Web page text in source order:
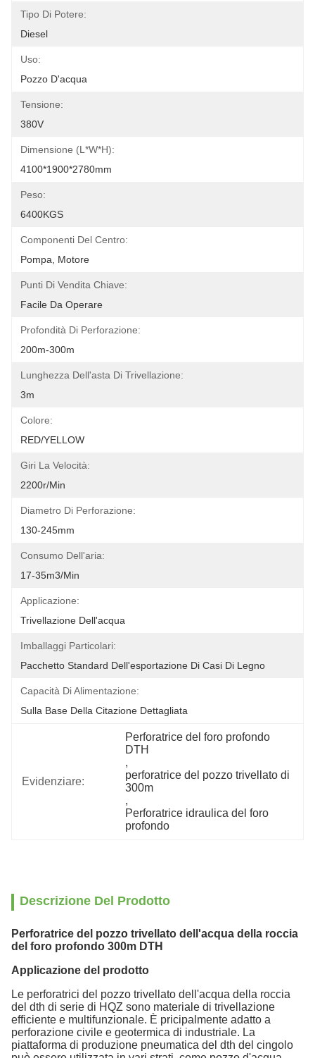
Tipo Di Potere:
Diesel
Uso:
Pozzo D'acqua
Tensione:
380V
Dimensione (l*w*h):
4100*1900*2780mm
Peso:
6400KGS
Componenti Del Centro:
Pompa, Motore
Punti Di Vendita Chiave:
Facile Da Operare
Profondità Di Perforazione:
200m-300m
Lunghezza Dell'asta Di Trivellazione:
3m
Colore:
RED/YELLOW
Giri La Velocità:
2200r/min
Diametro Di Perforazione:
130-245mm
Consumo Dell'aria:
17-35m3/min
Applicazione:
Trivellazione Dell'acqua
Imballaggi Particolari:
Pacchetto Standard Dell'esportazione Di Casi Di Legno
Capacità Di Alimentazione:
Sulla Base Della Citazione Dettagliata
Evidenziare:
Perforatrice del foro profondo
DTH
,
perforatrice del pozzo trivellato di
300m
,
Perforatrice idraulica del foro
profondo
Descrizione Del Prodotto
Perforatrice del pozzo trivellato dell'acqua della roccia
del foro profondo 300m DTH
Applicazione del prodotto
Le perforatrici del pozzo trivellato dell'acqua della roccia
del dth di serie di HQZ sono materiale di trivellazione
efficiente e multifunzionale. È pricipalmente adatto a
perforazione civile e geotermica di industriale. La
piattaforma di produzione pneumatica del dth del cingolo